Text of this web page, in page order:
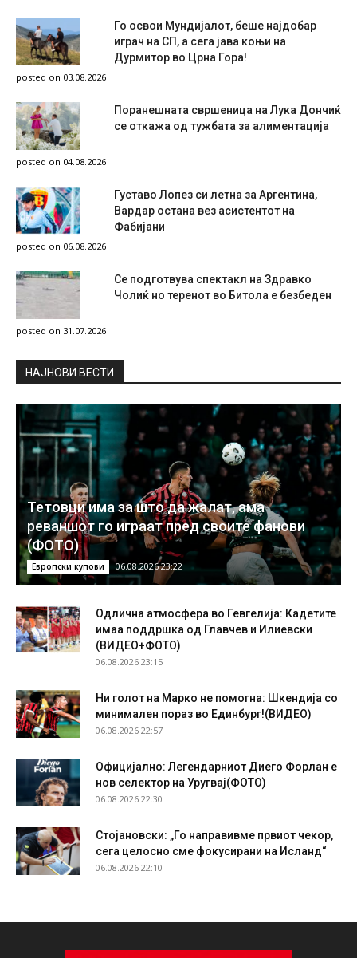
Го освои Мундијалот, беше најдобар
играч на СП, а сега јава коњи на
Дурмитор во Црна Гора!
posted on 03.08.2026
Поранешната свршеница на Лука Дончиќ
се откажа од тужбата за алиментација
posted on 04.08.2026
Густаво Лопез си летна за Аргентина,
Вардар остана вез асистентот на
Фабијани
posted on 06.08.2026
Се подготвува спектакл на Здравко
Чолиќ но теренот во Битола е безбеден
posted on 31.07.2026
НAЈНОВИ ВЕСТИ
Тетовци има за што да жалат, ама
реваншот го играат пред своите фанови
(ФОТО)
Европски купови 06.08.2026 23:22
Одлична атмосфера во Гевгелија: Кадетите
имаа поддршка од Главчев и Илиевски
(ВИДЕО+ФОТО)
06.08.2026 23:15
Ни голот на Марко не помогна: Шкендија со
минимален пораз во Единбург!(ВИДЕО)
06.08.2026 22:57
Официјално: Легендарниот Диего Форлан е
нов селектор на Уругвај(ФОТО)
06.08.2026 22:30
Стојановски: „Го направивме првиот чекор,
сега целосно сме фокусирани на Исланд“
06.08.2026 22:10